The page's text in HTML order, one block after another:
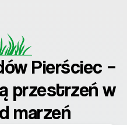
Pierściec –
przestrzeń w
marzeń